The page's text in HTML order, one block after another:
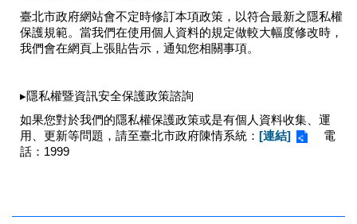
空
間
年
化
節
慶
臺北市政府網站會不定時修訂本項政策，以符合最新之隱私權
保護規範。當我們在使用個人資料的規定做較大幅度修改時，
我們會在網頁上張貼告示，通知您相關事項。
▸隱私權暨資訊安全保護政策諮詢
如果您對於我們的隱私權保護政策或是有個人資料收集、運
用、更新等問題，請至臺北市政府陳情系統： [連結]
電
話：1999